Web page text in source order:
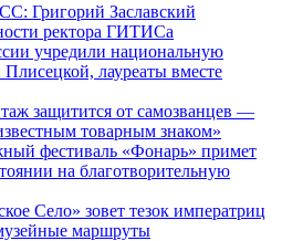
Григорий Заславский
ректора ГИТИСа
учредили национальную
лауреаты вместе
защитится от самозванцев —
товарным знаком»
фестиваль «Фонарь» примет
на благотворительную
Село» зовет тезок императриц
маршруты